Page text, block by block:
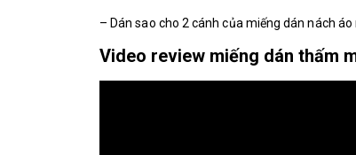
– Dán sao cho 2 cánh của miếng dán nách
Video review miếng dán thấm